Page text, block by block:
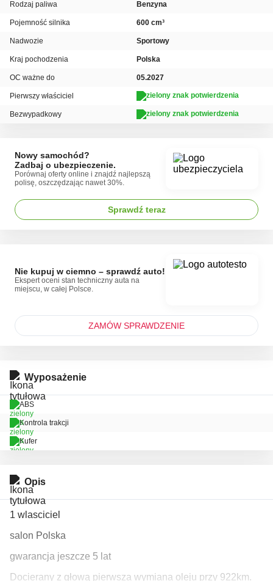
Rodzaj paliwa Benzyna
Pojemność silnika 600 cm³
Nadwozie Sportowy
Kraj pochodzenia Polska
OC ważne do 05.2027
Pierwszy właściciel
Bezwypadkowy
Wyposażenie
ABS
Kontrola trakcji
Kufer
Opis
1 wlasciciel
salon Polska
gwarancja jeszcze 5 lat
Docierany z głową pierwsza wymiana oleju przy 922km.
Nowy samochód?
Zadbaj o ubezpieczenie.
Porównaj oferty online i znajdź najlepszą
polisę, oszczędzając nawet 30%.
Sprawdź teraz
Nie kupuj w ciemno – sprawdź auto!
Ekspert oceni stan techniczny auta na
miejscu, w całej Polsce.
ZAMÓW SPRAWDZENIE